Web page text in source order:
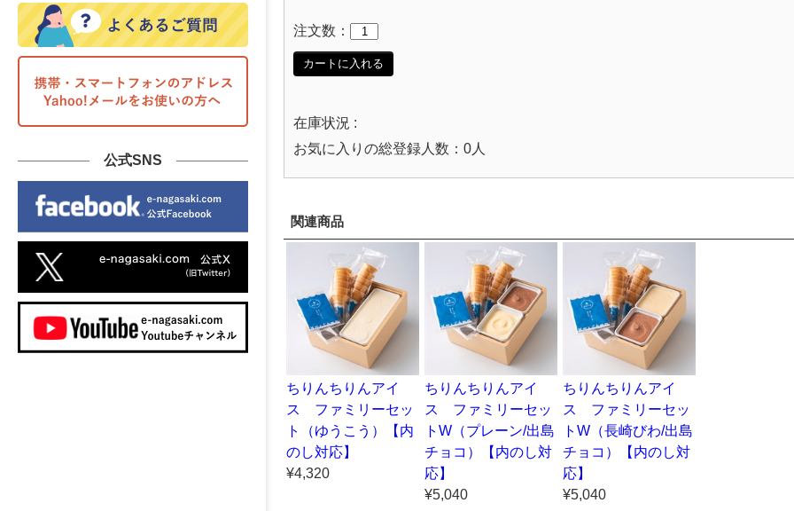
公式SNS
注文数：
カートに入れる
在庫状況 :
お気に入りの総登録人数：0人
関連商品
ちりんちりんアイ
ス ファミリーセッ
ト（ゆうこう）【内
のし対応】
¥4,320
ちりんちりんアイ
ス ファミリーセッ
トW（プレーン/出島
チョコ）【内のし対
応】
¥5,040
ちりんちりんアイ
ス ファミリーセッ
トW（長崎びわ/出島
チョコ）【内のし対
応】
¥5,040